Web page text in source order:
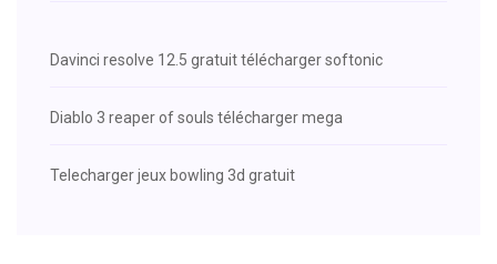
Davinci resolve 12.5 gratuit télécharger softonic
Diablo 3 reaper of souls télécharger mega
Telecharger jeux bowling 3d gratuit